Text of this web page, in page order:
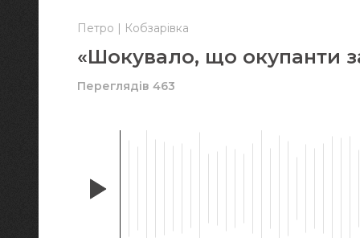
Петро | Кобзарівка
«Шокувало, що окупанти
Переглядів 463